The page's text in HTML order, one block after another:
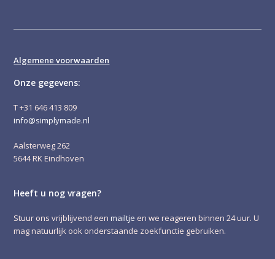
Algemene voorwaarden
Onze gegevens:
T +31 646 413 809
info@simplymade.nl
Aalsterweg 262
5644 RK Eindhoven
Heeft u nog vragen?
Stuur ons vrijblijvend eenmailtje en we reageren binnen 24 uur. U
mag natuurlijk ook onderstaande zoekfunctie gebruiken.